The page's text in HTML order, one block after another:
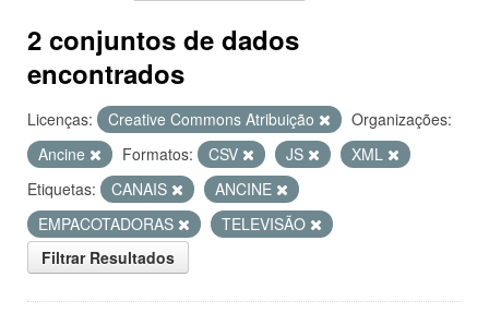
2 conjuntos de dados
encontrados
Licenças: Creative Commons Atribuição
Organizações:
Ancine
Formatos: CSV JS
XML
Etiquetas:
CANAIS
ANCINE
EMPACOTADORAS
TELEVISÃO
Filtrar Resultados